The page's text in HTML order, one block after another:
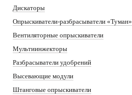
Дискаторы
Опрыскиватели-разбрасыватели «Туман»
Вентиляторные опрыскиватели
Мультиинжекторы
Разбрасыватели удобрений
Высевающие модули
Штанговые опрыскиватели